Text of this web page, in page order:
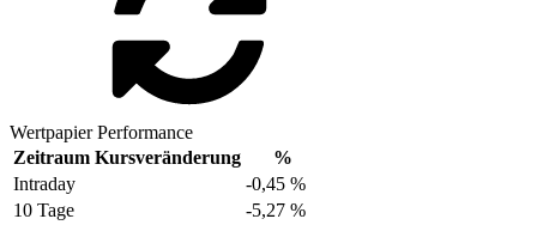
Wertpapier Performance
Zeitraum Kursveränderung
%
Intraday
-0,45 %
10 Tage
-5,27 %